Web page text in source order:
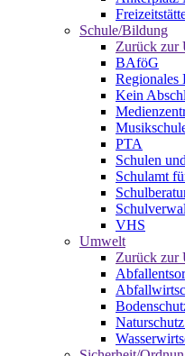
Schule/Bildung
Zurück zur
BAföG
Regionales
Kein
PTA
Schulen
Schulamt
VHS
Umwelt
Zurück zur